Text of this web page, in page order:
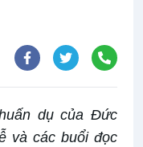
dụ của Đức
và các buổi đọc